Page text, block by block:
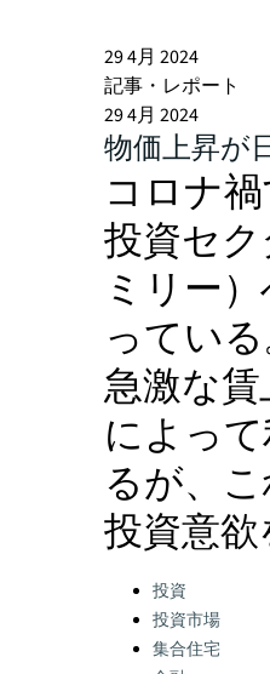
29 4月 2024
記事・レポート
29 4月 2024
物価上昇が
コロナ
投資セ
ミリー
ってい
急激な
によっ
るが、
投資意
Categories:
投資
投資市場
集合住宅